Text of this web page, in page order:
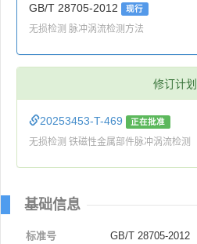
GB/T 28705-2012 现行
无损检测 脉冲涡流检测方法
修订计划
20253453-T-469 正在批准
无损检测 铁磁性金属部件脉冲涡流检测
基础信息
标准号
GB/T 28705-2012